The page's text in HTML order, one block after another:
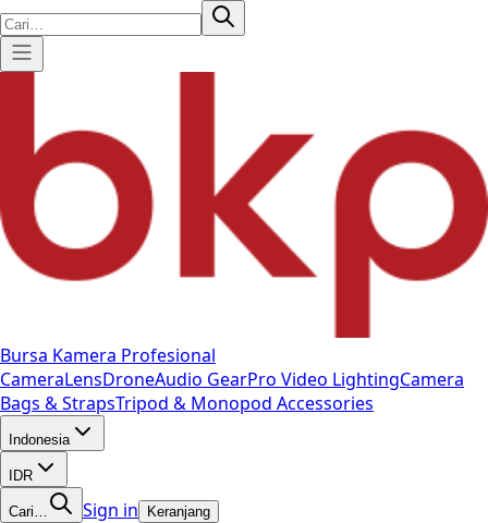
Bursa Kamera Profesional
CameraLensDroneAudio GearPro Video LightingCamera
Bags & StrapsTripod & Monopod Accessories
Indonesia
IDR
Cari… Sign in Keranjang